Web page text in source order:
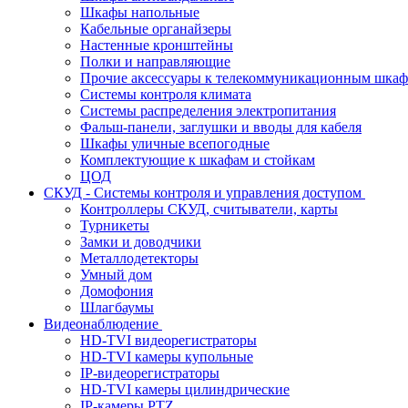
Шкафы напольные
Кабельные органайзеры
Настенные кронштейны
Полки и направляющие
Прочие аксессуары к телекоммуникационным
Системы контроля климата
Системы распределения электропитания
Фальш-панели, заглушки и вводы для кабеля
Шкафы уличные всепогодные
Комплектующие к шкафам и стойкам
ЦОД
СКУД - Системы контроля и управления доступом
Контроллеры СКУД, считыватели, карты
Турникеты
Замки и доводчики
Металлодетекторы
Умный дом
Домофония
Шлагбаумы
Видеонаблюдение
HD-TVI видеорегистраторы
HD-TVI камеры купольные
IP-видеорегистраторы
HD-TVI камеры цилиндрические